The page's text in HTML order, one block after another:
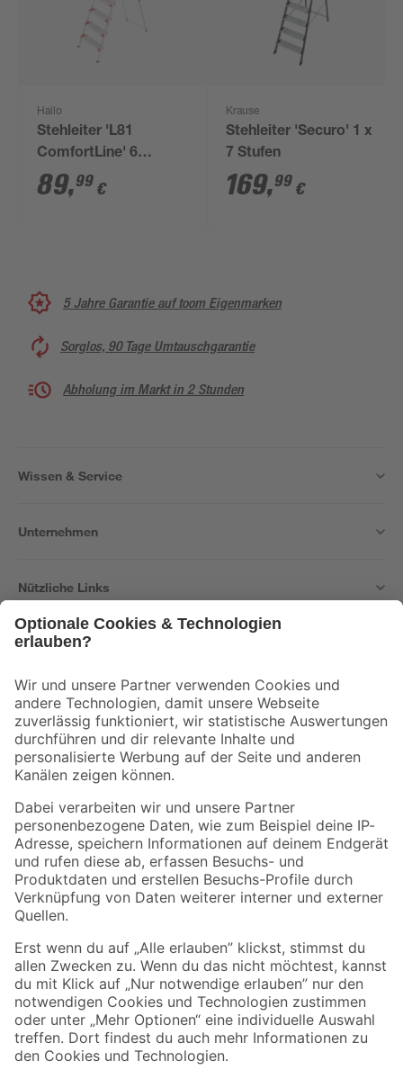
Hailo
Stehleiter 'L81
ComfortLine' 6
Stufen, silbern 128 cm
89,99 €
Krause
Stehleiter 'Securo' 1 x
7 Stufen
169,99 €
5 Jahre Garantie auf toom Eigenmarken
Sorglos, 90 Tage Umtauschgarantie
Abholung im Markt in 2 Stunden
Wissen & Service
Unternehmen
Nützliche Links
Der toom Newsletter: Keine Angebote und Aktionen mehr verpassen!
Zur Newsletter Anmeldung
Folge uns
Zahlungsarten Versandarten
Sicher einkaufen
Jetzt die toom-App herunterladen